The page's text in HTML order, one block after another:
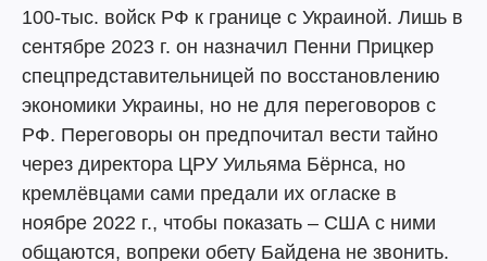
100-тыс. войск РФ к границе с Украиной. Лишь в
сентябре 2023 г. он назначил Пенни Прицкер
спецпредставительницей по восстановлению
экономики Украины, но не для переговоров с
РФ. Переговоры он предпочитал вести тайно
через директора ЦРУ Уильяма Бёрнса, но
кремлёвцами сами предали их огласке в
ноябре 2022 г., чтобы показать – США с ними
общаются, вопреки обету Байдена не звонить.